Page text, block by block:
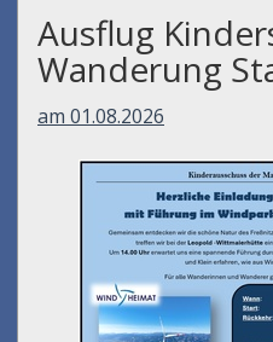
Ausflug
Wanderung
am 01.08.2026